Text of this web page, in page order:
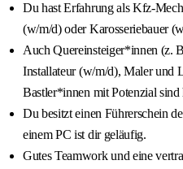
Du hast Erfahrung als Kfz-
(w/m/d) oder Karosseriebauer
Auch Quereinsteiger*innen (z.
Installateur (w/m/d), Maler und
Bastler*innen mit Potenzial
Du besitzt einen Führerschein
einem PC ist dir geläufig.
Gutes Teamwork und eine